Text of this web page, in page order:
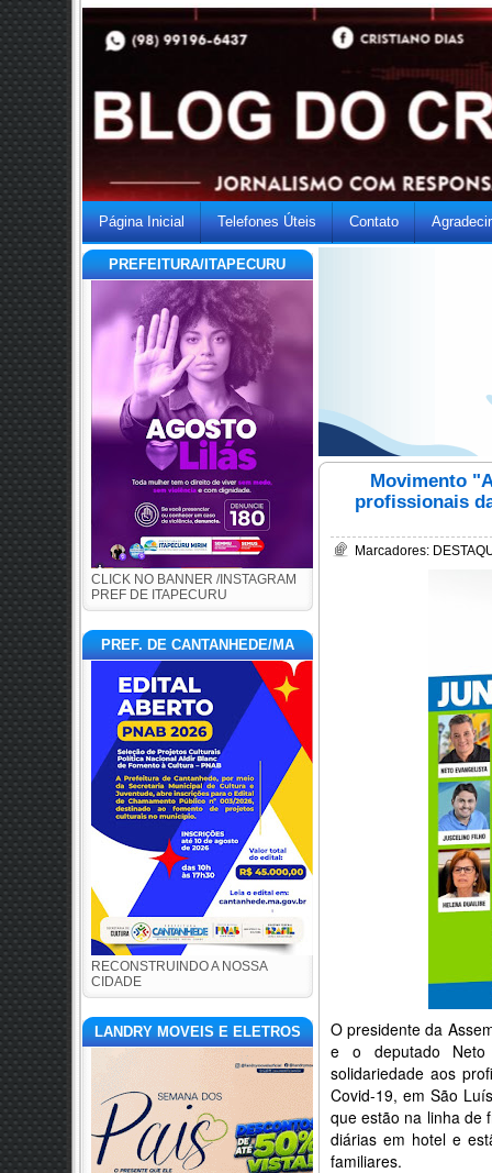
Página Inicial Telefones Úteis Contato
PREFEITURA/ITAPECURU
CLICK NO BANNER /INSTAGRAM
PREF DE ITAPECURU
PREF. DE CANTANHEDE/MA
RECONSTRUINDO A NOSSA
CIDADE
LANDRY MOVEIS E ELETROS
Movimento
profissionais
Marcadores:
O presidente da
e o deputado Neto
solidariedade aos
Covid-19, em São
que estão na linha de
diárias em hotel e
familiares.